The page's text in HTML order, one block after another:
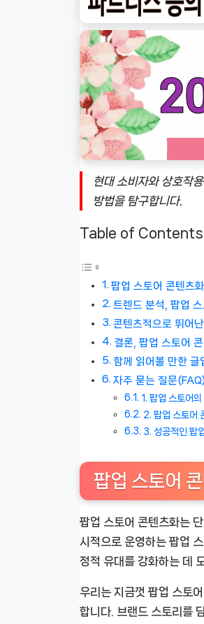
현대 소비자와 상호작
방법을 탐구합니다.
Table of Contents
팝업 스토어 콘텐츠
트렌드 분석, 팝업
콘텐츠적으로 뛰어
결론, 팝업 스토어
함께 읽어볼 만한 글
자주 묻는 질문(FAQ)
1. 팝업 스토어
2. 팝업 스토어
3. 성공적인 팝
팝업 스토어
팝업 스토어 콘텐츠화는
시적으로 운영하는 팝업
정적 유대를 강화하는 데
우리는 지금껏 팝업 스토
합니다. 브랜드 스토리를